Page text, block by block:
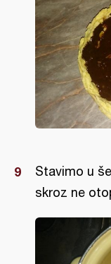
Stavimo u
skroz ne